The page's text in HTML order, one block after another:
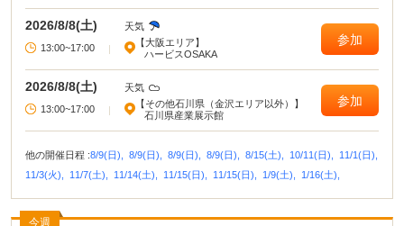
2026/8/8(土)
天気
13:00~17:00
|
【大阪エリア】
ハービスOSAKA
参加
2026/8/8(土)
天気
13:00~17:00
|
【その他石川県（金沢エリア以外）】
石川県産業展示館
参加
他の開催日程 :8/9(日), 8/9(日), 8/9(日), 8/9(日), 8/15(土), 10/11(日),
11/1(日),
11/3(火),
11/7(土), 11/14(土), 11/15(日), 11/15(日), 1/9(土), 1/16(土),
今週